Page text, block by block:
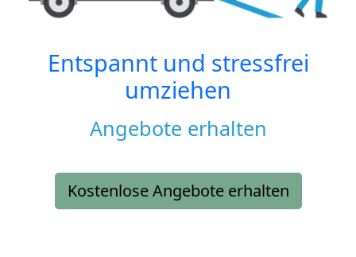
Entspannt und stressfrei
umziehen
Angebote erhalten
Kostenlose Angebote erhalten